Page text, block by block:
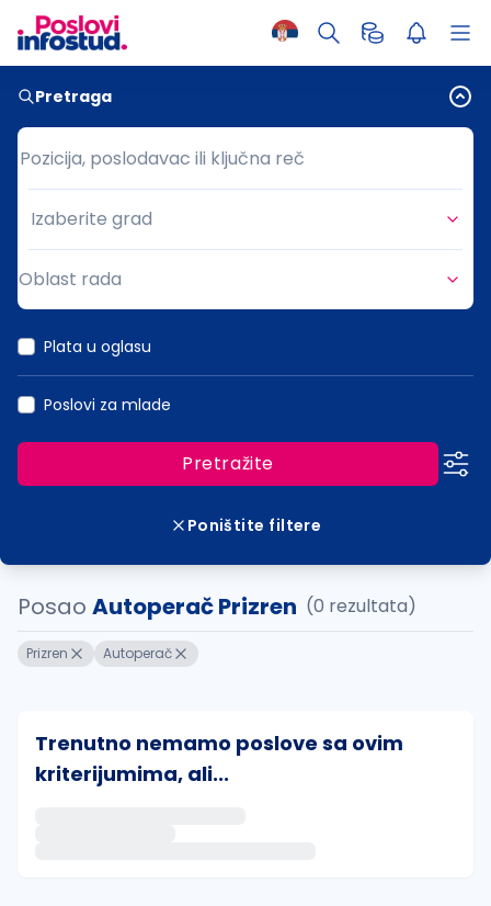
Pretraga
Pozicija, poslodavac ili ključna reč
Pozicija, poslodavac ili ključna reč
Grad
Izaberite grad
Oblast rada
Plata u oglasu
Poslovi za mlade
Pretražite
Poništite filtere
Posao Autoperač Prizren (0 rezultata)
Prizren Autoperač
Trenutno nemamo poslove sa ovim
kriterijumima, ali...